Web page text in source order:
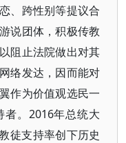
、跨性别等提议合
说团体，积极传教
阻止法院做出对其
络发达，因而能对
作为价值观选民一
。2016年总统大
徒支持率创下历史